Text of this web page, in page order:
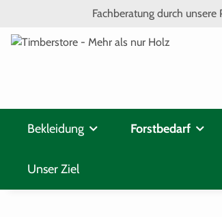
Fachberatung durch unsere
Bekleidung Forstbedarf
Unser Ziel